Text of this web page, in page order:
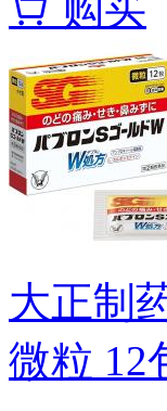
大正制
微粒 12